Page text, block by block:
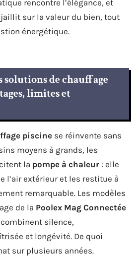
rencontre l’élégance, et
sur la valeur du bien, tout
énergétique.
solutions de chauffage
limites et
piscine se réinvente sans
moyens à grands, les
la pompe à chaleur : elle
l’air extérieur et les restitue à
remarquable. Les modèles
de la Poolex Mag Connectée
combinent silence,
et longévité. De quoi
sur plusieurs années.